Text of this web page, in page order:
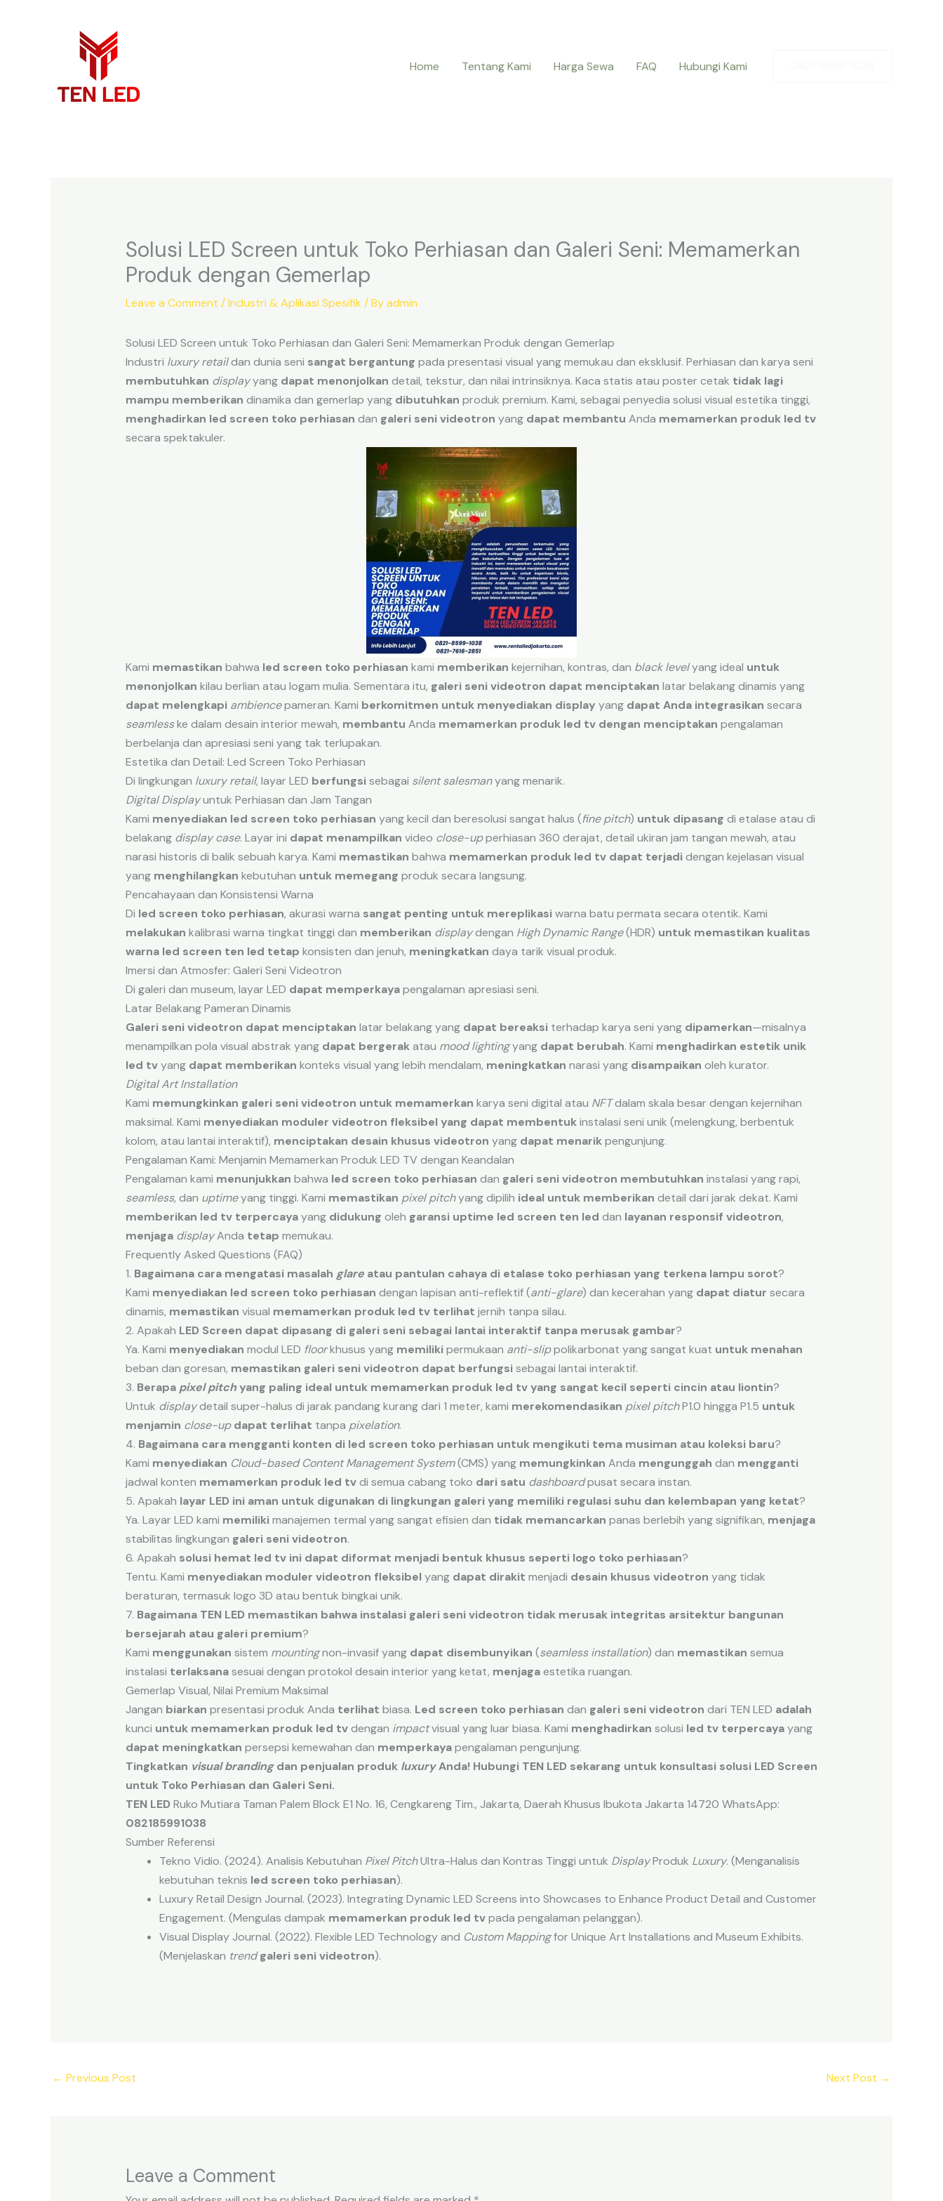
Home
Tentang Kami Harga Sewa FAQ Hubungi Kami
Solusi LED Screen untuk Toko Perhiasan dan Galeri Seni: Memamerkan
Produk dengan Gemerlap
Leave a Comment /Industri & Aplikasi Spesifik / Byadmin
Solusi LED Screen untuk Toko Perhiasan dan Galeri Seni: Memamerkan Produk dengan Gemerlap
Industri luxury retaildan dunia seni sangat bergantung pada presentasi visual yang memukau dan eksklusif. Perhiasan dan karya seni
membutuhkan displayyang dapat menonjolkan detail, tekstur, dan nilai intrinsiknya. Kaca statis atau poster cetak tidak lagi
mampu memberikan dinamika dan gemerlap yang dibutuhkan produk premium. Kami, sebagai penyedia solusi visual estetika tinggi,
menghadirkan led screen toko perhiasan dan galeri seni videotron yang dapat membantu Anda memamerkan produk led tv
secara spektakuler.
Kami memastikan bahwa led screen toko perhiasan kami memberikan kejernihan, kontras, dan black levelyang ideal untuk
menonjolkan kilau berlian atau logam mulia. Sementara itu, galeri seni videotron dapat menciptakan latar belakang dinamis yang
dapat melengkapi ambiencepameran. Kami berkomitmen untuk menyediakan display yang dapat Anda integrasikan secara
seamlesske dalam desain interior mewah, membantu Anda memamerkan produk led tv dengan menciptakan pengalaman
berbelanja dan apresiasi seni yang tak terlupakan.
Estetika dan Detail: Led Screen Toko Perhiasan
Di lingkungan luxury retail, layar LED berfungsi sebagai silent salesmanyang menarik.
Digital Displayuntuk Perhiasan dan Jam Tangan
Kami menyediakan led screen toko perhiasan yang kecil dan beresolusi sangat halus (fine pitch) untuk dipasang di etalase atau di
belakang display case. Layar ini dapat menampilkan video close-upperhiasan 360 derajat, detail ukiran jam tangan mewah, atau
narasi historis di balik sebuah karya. Kami memastikan bahwa memamerkan produk led tv dapat terjadi dengan kejelasan visual
yang menghilangkan kebutuhan untuk memegang produk secara langsung.
Pencahayaan dan Konsistensi Warna
Di led screen toko perhiasan, akurasi warna sangat penting untuk mereplikasi warna batu permata secara otentik. Kami
melakukan kalibrasi warna tingkat tinggi dan memberikan displaydengan High Dynamic Range(HDR) untuk memastikan kualitas
warna led screen ten led tetap konsisten dan jenuh, meningkatkan daya tarik visual produk.
Imersi dan Atmosfer: Galeri Seni Videotron
Di galeri dan museum, layar LED dapat memperkayapengalaman apresiasi seni.
Latar Belakang Pameran Dinamis
Galeri seni videotron dapat menciptakan latar belakang yang dapat bereaksi terhadap karya seni yang dipamerkan—misalnya
menampilkan pola visual abstrak yang dapat bergerakatau mood lightingyang dapat berubah. Kami menghadirkan estetik unik
led tvyang dapat memberikan konteks visual yang lebih mendalam, meningkatkan narasi yang disampaikan oleh kurator.
Digital Art Installation
Kami memungkinkan galeri seni videotron untuk memamerkan karya seni digital atau NFTdalam skala besar dengan kejernihan
maksimal. Kami menyediakan moduler videotron fleksibel yang dapat membentukinstalasi seni unik (melengkung, berbentuk
kolom, atau lantai interaktif), menciptakan desain khusus videotron yang dapat menarikpengunjung.
Pengalaman Kami: Menjamin Memamerkan Produk LED TV dengan Keandalan
Pengalaman kami menunjukkan bahwa led screen toko perhiasan dan galeri seni videotron membutuhkan instalasi yang rapi,
seamless, dan uptimeyang tinggi. Kami memastikan pixel pitchyang dipilih ideal untuk memberikan detail dari jarak dekat. Kami
memberikan led tv terpercayayang didukung oleh garansi uptime led screen ten led dan layanan responsif videotron,
menjaga displayAnda tetap memukau.
Frequently Asked Questions (FAQ)
1. Bagaimana cara mengatasi masalah glare atau pantulan cahaya di etalase toko perhiasan yang terkena lampu sorot?
Kami menyediakan led screen toko perhiasan dengan lapisan anti-reflektif (anti-glare) dan kecerahan yang dapat diatur secara
dinamis, memastikan visual memamerkan produk led tv terlihat jernih tanpa silau.
2. Apakah LED Screen dapat dipasang di galeri seni sebagai lantai interaktif tanpa merusak gambar?
Ya. Kami menyediakan modul LED floorkhusus yang memiliki permukaan anti-slippolikarbonat yang sangat kuat untuk menahan
beban dan goresan, memastikan galeri seni videotron dapat berfungsi sebagai lantai interaktif.
3. Berapa pixel pitch yang paling ideal untuk memamerkan produk led tv yang sangat kecil seperti cincin atau liontin?
Untuk displaydetail super-halus di jarak pandang kurang dari 1 meter, kami merekomendasikan pixel pitchP1.0 hingga P1.5 untuk
menjamin close-up dapat terlihat tanpa pixelation.
4. Bagaimana cara mengganti konten di led screen toko perhiasan untuk mengikuti tema musiman atau koleksi baru?
Kami menyediakan Cloud-based Content Management System(CMS) yang memungkinkan Anda mengunggah dan mengganti
jadwal konten memamerkan produk led tvdi semua cabang toko dari satu dashboardpusat secara instan.
5. Apakah layar LED ini aman untuk digunakan di lingkungan galeri yang memiliki regulasi suhu dan kelembapan yang ketat?
Ya. Layar LED kami memiliki manajemen termal yang sangat efisien dan tidak memancarkan panas berlebih yang signifikan, menjaga
stabilitas lingkungan galeri seni videotron.
6. Apakah solusi hemat led tv ini dapat diformat menjadi bentuk khusus seperti logo toko perhiasan?
Tentu. Kami menyediakan moduler videotron fleksibel yang dapat dirakit menjadi desain khusus videotron yang tidak
beraturan, termasuk logo 3D atau bentuk bingkai unik.
7. Bagaimana TEN LED memastikan bahwa instalasi galeri seni videotron tidak merusak integritas arsitektur bangunan
bersejarah atau galeri premium?
Kami menggunakan sistem mountingnon-invasif yang dapat disembunyikan (seamless installation) dan memastikan semua
instalasi terlaksanasesuai dengan protokol desain interior yang ketat, menjagaestetika ruangan.
Gemerlap Visual, Nilai Premium Maksimal
Jangan biarkan presentasi produk Anda terlihat biasa. Led screen toko perhiasan dan galeri seni videotron dari TEN LED adalah
kunci untuk memamerkan produk led tvdengan impactvisual yang luar biasa. Kami menghadirkan solusi led tv terpercayayang
dapat meningkatkan persepsi kemewahan dan memperkayapengalaman pengunjung.
Tingkatkan visual brandingdan penjualan produk luxuryAnda! Hubungi TEN LED sekarang untuk konsultasi solusi LED Screen
untuk Toko Perhiasan dan Galeri Seni.
TEN LED Ruko Mutiara Taman Palem Block E1 No. 16, Cengkareng Tim., Jakarta, Daerah Khusus Ibukota Jakarta 14720 WhatsApp:
082185991038
Sumber Referensi
Tekno Vidio. (2024). Analisis Kebutuhan Pixel PitchUltra-Halus dan Kontras Tinggi untuk DisplayProduk Luxury. (Menganalisis
kebutuhan teknis led screen toko perhiasan).
Luxury Retail Design Journal. (2023). Integrating Dynamic LED Screens into Showcases to Enhance Product Detail and Customer
Engagement. (Mengulas dampak memamerkan produk led tvpada pengalaman pelanggan).
Visual Display Journal. (2022). Flexible LED Technology and Custom Mappingfor Unique Art Installations and Museum Exhibits.
(Menjelaskan trend galeri seni videotron).
← Previous Post Next Post →
Leave a Comment